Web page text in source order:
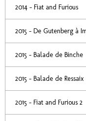
2014 - Fiat and Furious
2015 - De Gutenberg à
2015 - Balade de Binche
2015 - Balade de Ressaix
2015 - Fiat and Furious 2